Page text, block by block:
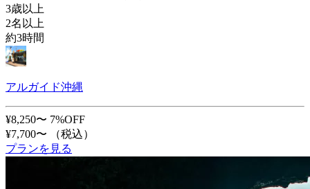
3歳以上
2名以上
約3時間
アルガイド沖縄
¥8,250〜 7%OFF
¥7,700〜
（税込）
プランを見る